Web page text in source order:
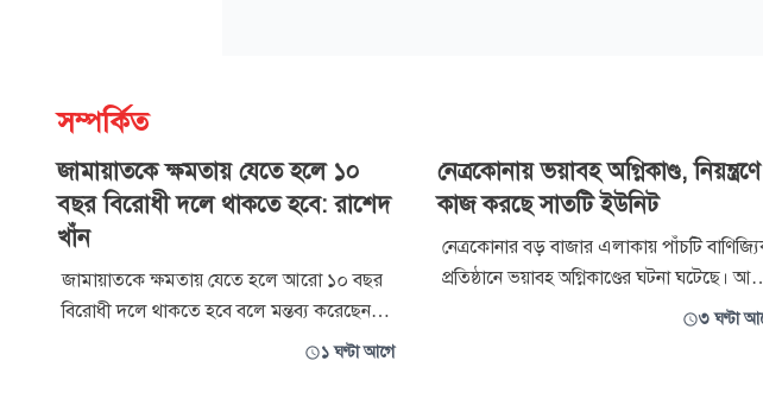
সম্পর্কিত
জামায়াতকে ক্ষমতায় যেতে হলে ১০
বছর বিরোধী দলে থাকতে হবে: রাশেদ
খাঁন
জামায়াতকে ক্ষমতায় যেতে হলে আরো ১০ বছর
বিরোধী দলে থাকতে হবে বলে মন্তব্য ক‌রে‌ছেন
প্রধানমন্ত্রীর রাজনৈতিক সহকারী রাশেদ খাঁন।
১ ঘণ্টা আগে
নেত্রকোনায় ভয়াবহ অগ্নিকাণ্ড, নিয়ন্ত্রণে
কাজ করছে সাতটি ইউনিট
নেত্রকোনার বড় বাজার এলাকায় পাঁচটি
প্রতিষ্ঠানে ভয়াবহ অগ্নিকাণ্ডের ঘটনা ঘটেছে।
নেভাতে কাজ করছে ফায়ার সার্ভিসের সাতটি
৩ ঘণ্টা